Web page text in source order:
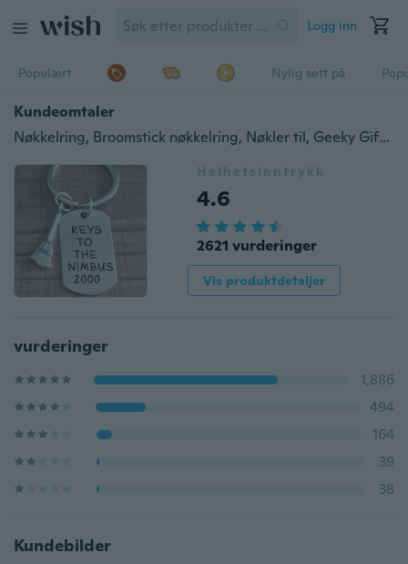
Logg inn
Populært Nylig sett på
Kundeomtaler
Nøkkelring, Broomstick nøkkelring, Nøkler til, Geeky Gift, Cosplay
Helhetsinntrykk
4.6
2621 vurderinger
Vis produktdetaljer
vurderinger
1,886
494
164
39
38
Kundebilder